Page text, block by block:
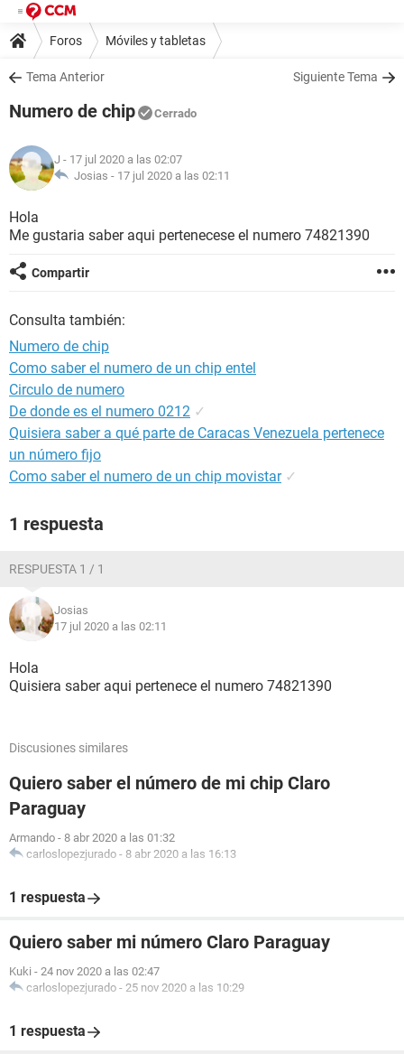
Foros Móviles y tabletas
Tema Anterior Siguiente Tema
Numero de chip Cerrado
J - 17 jul 2020 a las 02:07
Josias - 17 jul 2020 a las 02:11
Hola
Me gustaria saber aqui pertenecese el numero 74821390
Compartir
Consulta también:
Numero de chip
Como saber el numero de un chip entel
Circulo de numero
De donde es el numero 0212 ✓
Quisiera saber a qué parte de Caracas Venezuela pertenece
un número fijo
Como saber el numero de un chip movistar ✓
1 respuesta
RESPUESTA 1 / 1
Josias
17 jul 2020 a las 02:11
Hola
Quisiera saber aqui pertenece el numero 74821390
Discusiones similares
Quiero saber el número de mi chip Claro
Paraguay
Armando - 8 abr 2020 a las 01:32
carloslopezjurado - 8 abr 2020 a las 16:13
1 respuesta
Quiero saber mi número Claro Paraguay
Kuki - 24 nov 2020 a las 02:47
carloslopezjurado - 25 nov 2020 a las 10:29
1 respuesta